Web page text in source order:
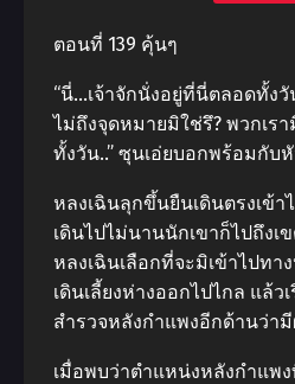
ตอนที่ 139 คุ้นๆ
“นี่…เจ้าจักนั่งอยู่ที่นี่ตลอดทั้งวั
ไม่ถึงจุดหมายมิใช่รึ? พวกเร
ทั้งวัน..” ซุนเอ่ยบอกพร้อมกับ
หลงเฉินลุกขึ้นยืนเดินตรงเข้า
เดินไปไม่นานนักเขาก็ไปถึงเ
หลงเฉินเลือกที่จะมิเข้าไปทา
เดินเลี้ยงห่างออกไปไกล แล้ว
สํารวจหลังกําแพงอีกด้านว่า
เมื่อพบว่าตําแหน่งหลังกําแ